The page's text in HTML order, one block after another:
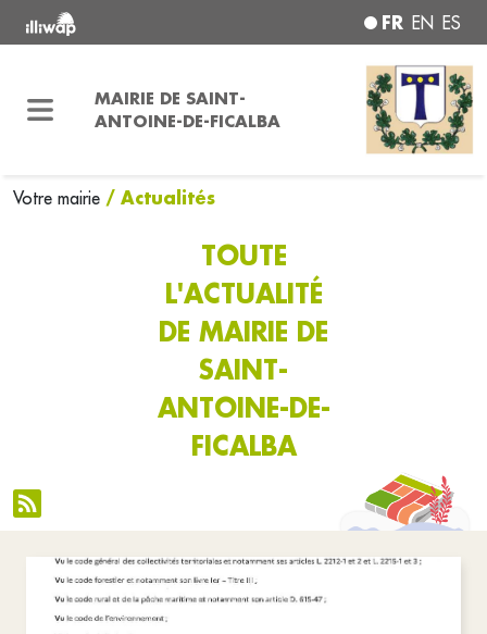
FR EN ES
MAIRIE DE SAINT-
ANTOINE-DE-FICALBA
Votre mairie / Actualités
TOUTE
L'ACTUALITÉ
DE MAIRIE DE
SAINT-
ANTOINE-DE-
FICALBA